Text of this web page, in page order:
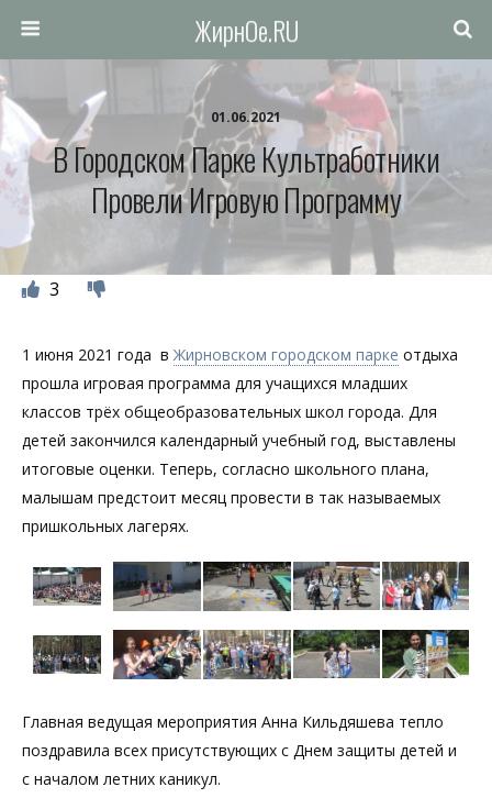
ЖирнОе.RU
01.06.2021
В Городском Парке Культработники
Провели Игровую Программу
3
1 июня 2021 года в Жирновском городском парке отдыха
прошла игровая программа для учащихся младших
классов трёх общеобразовательных школ города. Для
детей закончился календарный учебный год, выставлены
итоговые оценки. Теперь, согласно школьного плана,
малышам предстоит месяц провести в так называемых
пришкольных лагерях.
Главная ведущая мероприятия Анна Кильдяшева тепло
поздравила всех присутствующих с Днем защиты детей и
с началом летних каникул.